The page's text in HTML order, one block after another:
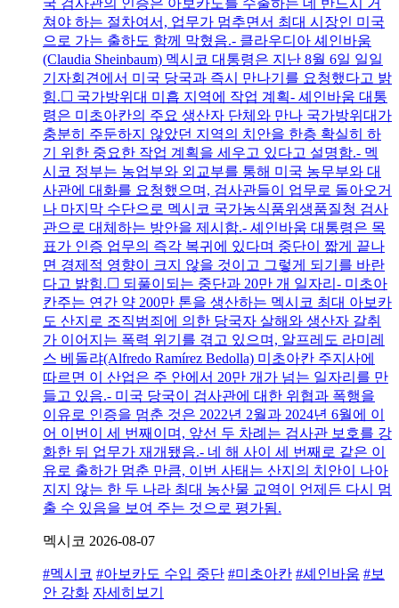
쳐야 하는 절차여서, 업무가 멈추면서 최대 시장인 미국
으로 가는 출하도 함께 막혔음.- 클라우디아 셰인바움
(Claudia Sheinbaum) 멕시코 대통령은 지난 8월 6일 일일
기자회견에서 미국 당국과 즉시 만나기를 요청했다고 밝
힘.☐ 국가방위대 미흡 지역에 작업 계획- 셰인바움 대통
령은 미초아칸의 주요 생산자 단체와 만나 국가방위대가
충분히 주둔하지 않았던 지역의 치안을 한층 확실히 하
기 위한 중요한 작업 계획을 세우고 있다고 설명함.- 멕
시코 정부는 농업부와 외교부를 통해 미국 농무부와 대
사관에 대화를 요청했으며, 검사관들이 업무로 돌아오거
나 마지막 수단으로 멕시코 국가농식품위생품질청 검사
관으로 대체하는 방안을 제시함.- 셰인바움 대통령은 목
표가 인증 업무의 즉각 복귀에 있다며 중단이 짧게 끝나
면 경제적 영향이 크지 않을 것이고 그렇게 되기를 바란
다고 밝힘.☐ 되풀이되는 중단과 20만 개 일자리- 미초아
칸주는 연간 약 200만 톤을 생산하는 멕시코 최대 아보카
도 산지로 조직범죄에 의한 당국자 살해와 생산자 갈취
가 이어지는 폭력 위기를 겪고 있으며, 알프레도 라미레
스 베돌랴(Alfredo Ramírez Bedolla) 미초아칸 주지사에
따르면 이 산업은 주 안에서 20만 개가 넘는 일자리를 만
들고 있음.- 미국 당국이 검사관에 대한 위협과 폭행을
이유로 인증을 멈춘 것은 2022년 2월과 2024년 6월에 이
어 이번이 세 번째이며, 앞선 두 차례는 검사관 보호를 강
화한 뒤 업무가 재개됐음.- 네 해 사이 세 번째로 같은 이
유로 출하가 멈춘 만큼, 이번 사태는 산지의 치안이 나아
지지 않는 한 두 나라 최대 농산물 교역이 언제든 다시 멈
출 수 있음을 보여 주는 것으로 평가됨.
멕시코 2026-08-07
#멕시코 #아보카도 수입 중단 #미초아칸 #셰인바움 #보
안 강화 자세히보기